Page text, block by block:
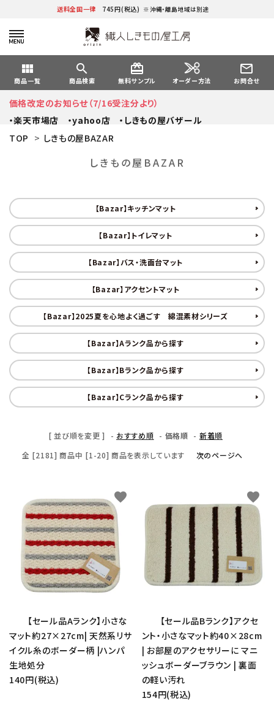
送料全国一律 745円(税込) ※沖縄・離島地域は別途
view_module
商品一覧
search
商品検索
card_giftcard
無料サンプル オーダー方法
mail_outline
お問合せ
価格改定のお知らせ（7/16受注分より）
・楽天市場店
・yahoo店
・しきもの屋バザール
TOP > しきもの屋BAZAR
しきもの屋BAZAR
【Bazar】キッチンマット
【Bazar】トイレマット
【Bazar】バス・洗面台マット
【Bazar】アクセントマット
【Bazar】2025夏を心地よく過ごす 綿混素材シリーズ
【Bazar】Aランク品から探す
【Bazar】Bランク品から探す
【Bazar】Cランク品から探す
[ 並び順を変更 ] - おすすめ順 - 価格順 - 新着順
全 [2181] 商品中 [1-20] 商品を表示しています
次のページへ
【セール品Aランク】小さな
マット約27×27cm| 天然系リサ
イクル糸のボーダー柄 |ハンパ
生地処分
140円(税込)
favorite
【セール品Bランク】アクセ
ント・小さなマット約40×28cm
| お部屋のアクセサリーに マニ
ッシュボーダーブラウン | 裏面
の軽い汚れ
154円(税込)
favorite